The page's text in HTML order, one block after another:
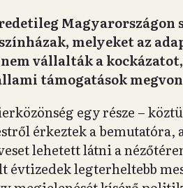
melyeket az
vállalták a
támogatások
egy része –
érkeztek a bemutatóra,
lehetett látni a
évtizedek legterheltebb